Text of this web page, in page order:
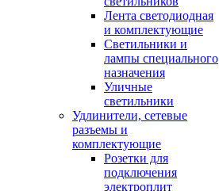
Лента светодиодная
и комплектующие
Светильники и
лампы специального
назначения
Уличные
светильники
Удлинители, сетевые
разъемы и
комплектующие
Розетки для
подключения
электроплит